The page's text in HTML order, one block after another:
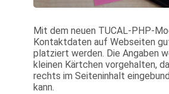
Mit dem neuen TUCAL-PHP-
Kontaktdaten auf Webseiten
platziert werden. Die Angaben
kleinen Kärtchen vorgehalten,
rechts im Seiteninhalt
kann.